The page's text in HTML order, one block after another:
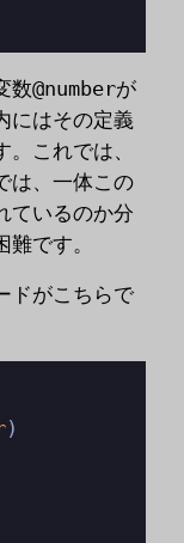
数@numberが
にはその定義
これでは、
は、一体この
ているのか分
です。
ドがこちらで
)